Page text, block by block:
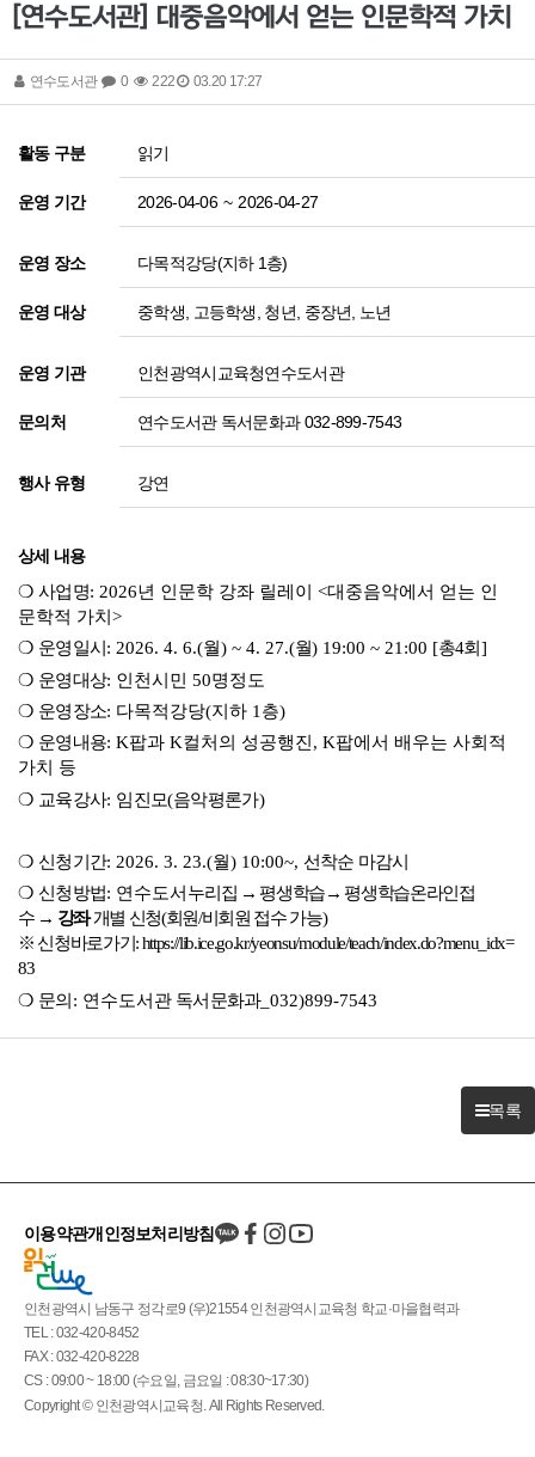
[연수도서관] 대중음악에서 얻는 인문학적 가치
연수도서관 0 222 03.20 17:27
활동 구분 읽기
운영 기간 2026-04-06 ~ 2026-04-27
운영 장소 다목적강당(지하 1층)
운영 대상 중학생, 고등학생, 청년, 중장년, 노년
운영 기관 인천광역시교육청연수도서관
문의처 연수도서관 독서문화과 032-899-7543
행사 유형 강연
상세 내용
❍ 사업명: 2026년 인문학 강좌 릴레이 <대중음악에서 얻는 인
문학적 가치>
❍ 운영일시 : 2026. 4. 6.(월) ~ 4. 27.(월) 19:00 ~ 21:00 [총4회]
❍ 운영대상: 인천시민 50명정도
❍ 운영장소: 다목적강당(지하 1층)
❍ 운영내용: K팝과 K컬처의 성공행진, K팝에서 배우는 사회적
가치 등
❍ 교육강사: 임진모(음악평론가)
❍ 신청기간: 2026. 3. 23.(월) 10:00~, 선착순 마감시
❍ 신청방법: 연수도서 누리집 → 평생학습→ 평생학습온라인접
수 → 강좌 개별 신청(회원/비회원 접수 가능)
※ 신청바로가기 :https://lib.ice.go.kr/yeonsu/module/teach/index.do?menu_idx=
83
❍ 문의 : 연수도서관독서문화과_032)899-7543
목록
인천광역시 남동구 정각로9 (우)21554 인천광역시교육청 학교·마을협력과
TEL : 032-420-8452
FAX : 032-420-8228
CS : 09:00 ~ 18:00 (수요일, 금요일 : 08:30~17:30)
Copyright © 인천광역시교육청. All Rights Reserved.
이용약관개인정보처리방침